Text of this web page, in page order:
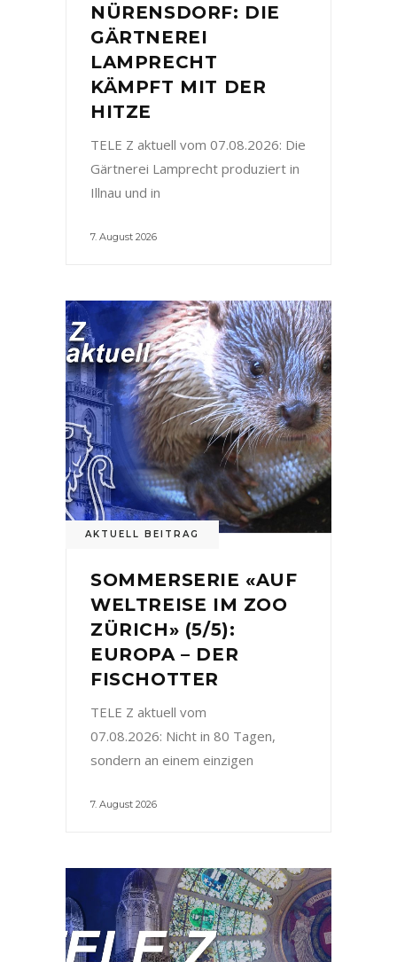
NÜRENSDORF: DIE
GÄRTNEREI
LAMPRECHT
KÄMPFT MIT DER
HITZE
TELE Z aktuell vom 07.08.2026: Die
Gärtnerei Lamprecht produziert in
Illnau und in
7. August 2026
AKTUELL BEITRAG
SOMMERSERIE «AUF
WELTREISE IM ZOO
ZÜRICH» (5/5):
EUROPA – DER
FISCHOTTER
TELE Z aktuell vom
07.08.2026: Nicht in 80 Tagen,
sondern an einem einzigen
7. August 2026